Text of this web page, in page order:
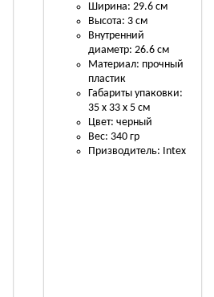
Ширина: 29.6 см
Высота: 3 см
Внутренний
диаметр: 26.6 см
Материал: прочный
пластик
Габариты упаковки:
35 х 33 х 5 см
Цвет: черный
Вес: 340 гр
Призводитель: Intex